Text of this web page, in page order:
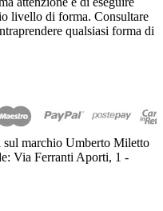
livello di forma. Consultare
qualsiasi forma di
marchio Umberto Miletto
Via Ferranti Aporti, 1 -